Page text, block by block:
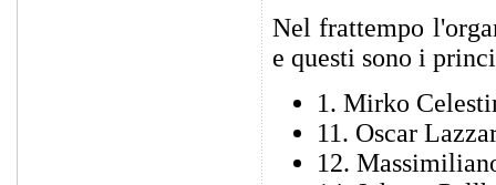
Nel frattempo
e questi sono i
1. Mirko
11. Oscar
12.